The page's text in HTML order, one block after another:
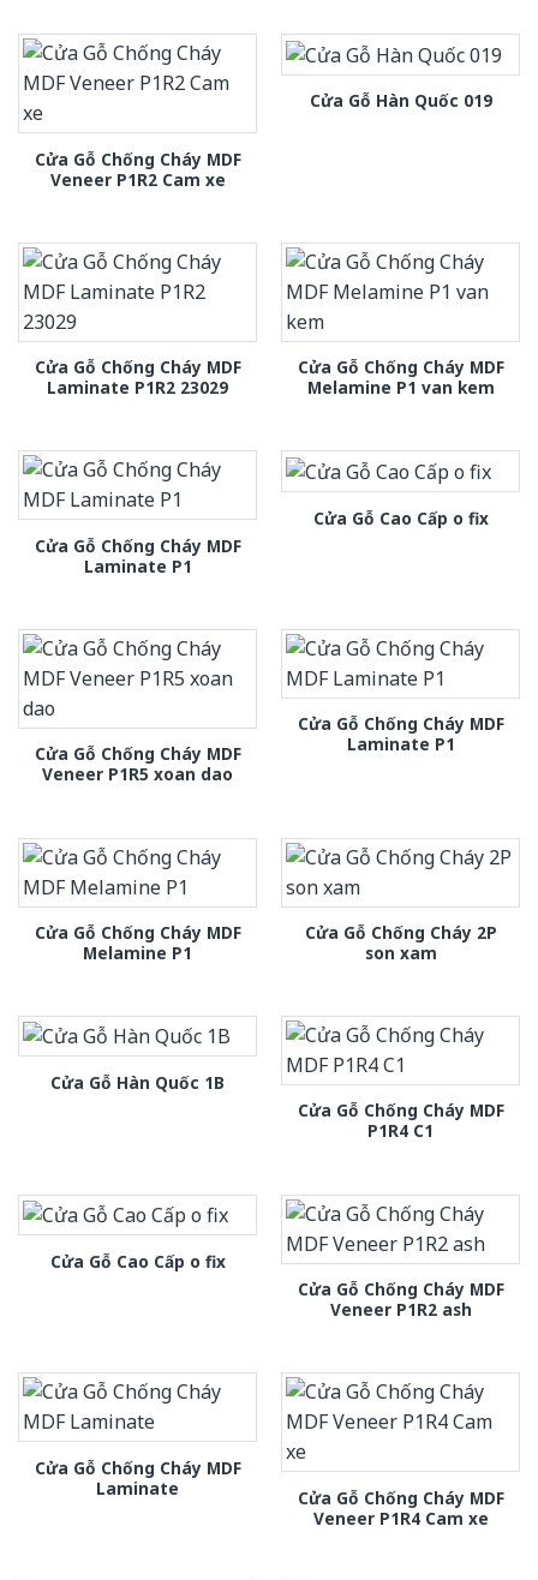
Cửa Gỗ Chống Cháy MDF
Veneer P1R2 Cam xe
Cửa Gỗ Hàn Quốc 019
Cửa Gỗ Chống Cháy MDF
Laminate P1R2 23029
Cửa Gỗ Chống Cháy MDF
Melamine P1 van kem
Cửa Gỗ Chống Cháy MDF
Laminate P1
Cửa Gỗ Cao Cấp o fix
Cửa Gỗ Chống Cháy MDF
Veneer P1R5 xoan dao
Cửa Gỗ Chống Cháy MDF
Laminate P1
Cửa Gỗ Chống Cháy MDF
Melamine P1
Cửa Gỗ Chống Cháy 2P
son xam
Cửa Gỗ Hàn Quốc 1B
Cửa Gỗ Chống Cháy MDF
P1R4 C1
Cửa Gỗ Cao Cấp o fix
Cửa Gỗ Chống Cháy MDF
Veneer P1R2 ash
Cửa Gỗ Chống Cháy MDF
Laminate
Cửa Gỗ Chống Cháy MDF
Veneer P1R4 Cam xe